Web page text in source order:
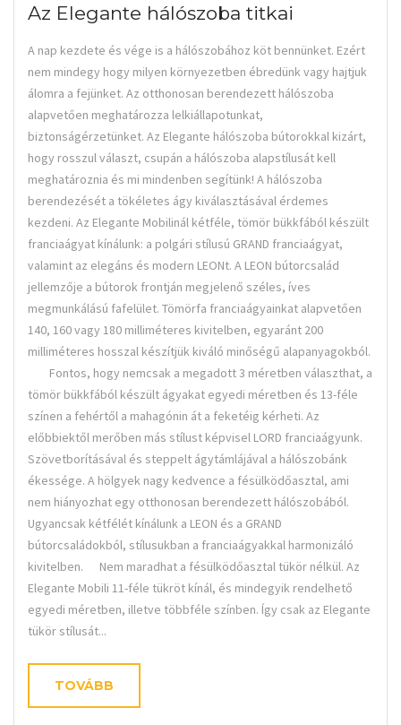
Az Elegante hálószoba titkai
A nap kezdete és vége is a hálószobához köt bennünket. Ezért
nem mindegy hogy milyen környezetben ébredünk vagy hajtjuk
álomra a fejünket. Az otthonosan berendezett hálószoba
alapvetően meghatározza lelkiállapotunkat,
biztonságérzetünket. Az Elegante hálószoba bútorokkal kizárt,
hogy rosszul választ, csupán a hálószoba alapstílusát kell
meghatároznia és mi mindenben segítünk! A hálószoba
berendezését a tökéletes ágy kiválasztásával érdemes
kezdeni. Az Elegante Mobilinál kétféle, tömör bükkfából készült
franciaágyat kínálunk: a polgári stílusú GRAND franciaágyat,
valamint az elegáns és modern LEONt. A LEON bútorcsalád
jellemzője a bútorok frontján megjelenő széles, íves
megmunkálású fafelület. Tömörfa franciaágyainkat alapvetően
140, 160 vagy 180 milliméteres kivitelben, egyaránt 200
milliméteres hosszal készítjük kiváló minőségű alapanyagokból.
Fontos, hogy nemcsak a megadott 3 méretben választhat, a
tömör bükkfából készült ágyakat egyedi méretben és 13-féle
színen a fehértől a mahagónin át a feketéig kérheti. Az
előbbiektől merőben más stílust képvisel LORD franciaágyunk.
Szövetborításával és steppelt ágytámlájával a hálószobánk
ékessége. A hölgyek nagy kedvence a fésülködőasztal, ami
nem hiányozhat egy otthonosan berendezett hálószobából.
Ugyancsak kétfélét kínálunk a LEON és a GRAND
bútorcsaládokból, stílusukban a franciaágyakkal harmonizáló
kivitelben. Nem maradhat a fésülködőasztal tükör nélkül. Az
Elegante Mobili 11-féle tükröt kínál, és mindegyik rendelhető
egyedi méretben, illetve többféle színben. Így csak az Elegante
tükör stílusát...
TOVÁBB